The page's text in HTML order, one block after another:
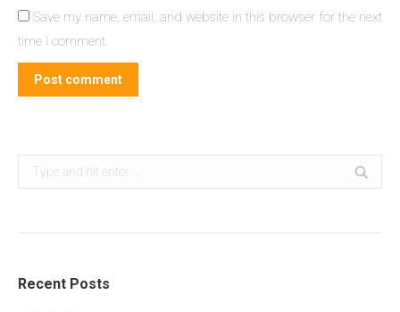
Save my name, email, and website in this browser for the next
time I comment.
Post comment
Search:
Recent Posts